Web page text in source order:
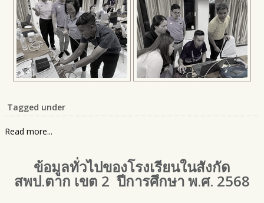
Tagged under
Read more...
ข้อมูลทั่วไปของโรงเรียนในสังกัด
สพป.ตาก เขต 2 ปีการศึกษา พ.ศ. 2568